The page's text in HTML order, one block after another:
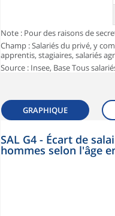
Note : Pour des raisons de
Champ : Salariés du privé, y
apprentis, stagiaires, salariés
Source : Insee, Base Tous
GRAPHIQUE
SAL G4 - Écart de
hommes selon l'âge